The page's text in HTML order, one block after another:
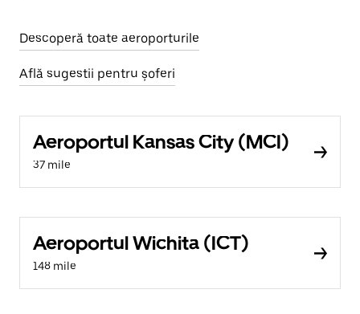
Descoperă toate aeroporturile
Află sugestii pentru șoferi
Aeroportul Kansas City (MCI)
37 mile
Aeroportul Wichita (ICT)
148 mile